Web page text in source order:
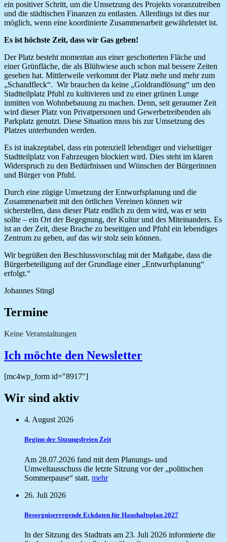
ein positiver Schritt, um die Umsetzung des Projekts voranzutreiben
und die städtischen Finanzen zu entlasten. Allerdings ist dies nur
möglich, wenn eine koordinierte Zusammenarbeit gewährleistet ist.
Es ist höchste Zeit, dass wir Gas geben!
Der Platz besteht momentan aus einer geschotterten Fläche und
einer Grünfläche, die als Blühwiese auch schon mal bessere Zeiten
gesehen hat. Mittlerweile verkommt der Platz mehr und mehr zum
„Schandfleck“. Wir brauchen da keine „Goldrandlösung“ um den
Stadtteilplatz Pfuhl zu kultivieren und zu einer grünen Lunge
inmitten von Wohnbebauung zu machen. Denn, seit geraumer Zeit
wird dieser Platz von Privatpersonen und Gewerbetreibenden als
Parkplatz genutzt. Diese Situation muss bis zur Umsetzung des
Platzes unterbunden werden.
Es ist inakzeptabel, dass ein potenziell lebendiger und vielseitiger
Stadtteilplatz von Fahrzeugen blockiert wird. Dies steht im klaren
Widerspruch zu den Bedürfnissen und Wünschen der Bürgerinnen
und Bürger von Pfuhl.
Durch eine zügige Umsetzung der Entwurfsplanung und die
Zusammenarbeit mit den örtlichen Vereinen können wir
sicherstellen, dass dieser Platz endlich zu dem wird, was er sein
sollte – ein Ort der Begegnung, der Kultur und des Miteinanders. Es
ist an der Zeit, diese Brache zu beseitigen und Pfuhl ein lebendiges
Zentrum zu geben, auf das wir stolz sein können.
Wir begrüßen den Beschlussvorschlag mit der Maßgabe, dass die
Bürgerbeteiligung auf der Grundlage einer „Entwurfsplanung“
erfolgt.“
Johannes Stingl
Termine
Keine Veranstaltungen
Ich möchte den Newsletter
[mc4wp_form id="8917"]
Wir sind aktiv
4. August 2026
Beginn der Sitzungsfreien Zeit
Am 28.07.2026 fand mit dem Planungs- und
Umweltausschuss die letzte Sitzung vor der „politischen
Sommerpause“ statt. mehr
26. Juli 2026
Besorgniserregende Eckdaten für Haushaltsplan 2027
In der Sitzung des Stadtrats am 23. Juli 2026 informierte die